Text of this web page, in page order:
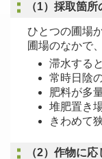
（1）採取箇所
ひとつの圃場
圃場のなかで
滞水する
常時日陰
肥料が多
堆肥置き
きわめて
（2）作物に